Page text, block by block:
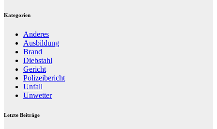
Kategorien
Anderes
Ausbildung
Brand
Diebstahl
Gericht
Polizeibericht
Unfall
Unwetter
Letzte Beiträge